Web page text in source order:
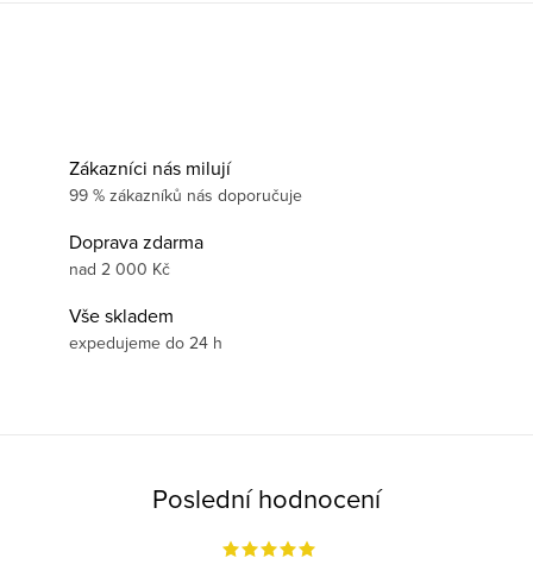
Zákazníci nás milují
99 % zákazníků nás doporučuje
Doprava zdarma
nad 2 000 Kč
Vše skladem
expedujeme do 24 h
Poslední hodnocení